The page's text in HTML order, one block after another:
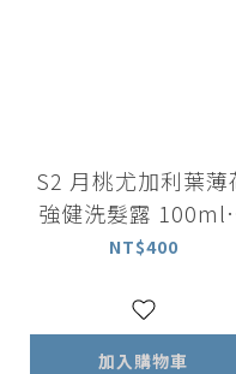
S2 月桃尤加利葉薄
強健洗髮露 100ml
中油性適用
NT$400
加入購物車